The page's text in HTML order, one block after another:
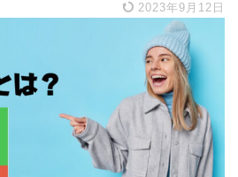
2023年9月12日